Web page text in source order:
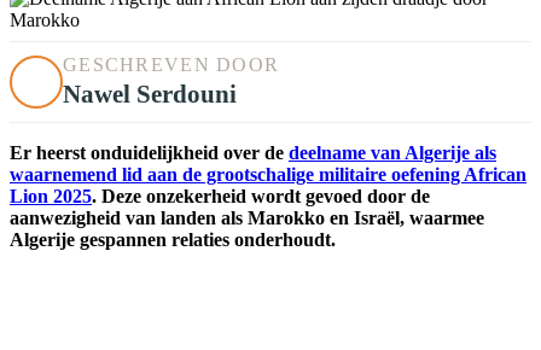
GESCHREVEN DOOR
Nawel Serdouni
Er heerst onduidelijkheid over de deelname van Algerije als
waarnemend lid aan de grootschalige militaire oefening African
Lion 2025. Deze onzekerheid wordt gevoed door de
aanwezigheid van landen als Marokko en Israël, waarmee
Algerije gespannen relaties onderhoudt.